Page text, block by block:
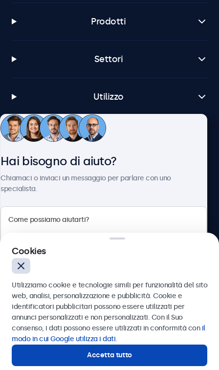
Prodotti
Settori
Utilizzo
Servizio Clienti
Italiano
Hai bisogno di aiuto?
Chiamaci o inviaci un messaggio per parlare con uno
specialista.
Inviare
Oppure chiamaci al
Contatta i nostri esperti
Cookies
Utilizziamo cookie e tecnologie simili per funzionalità del sito
web, analisi, personalizzazione e pubblicità. Cookie e
identificatori pubblicitari possono essere utilizzati per
annunci personalizzati e non personalizzati. Con il Suo
consenso, i dati possono essere utilizzati in conformità con il
modo in cui Google utilizza i dati.
Accetta tutto